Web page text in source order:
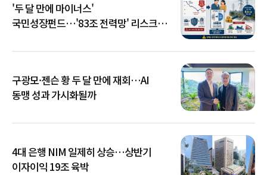
'두 달 만에 마이너스'
국민성장펀드…'83조 전력망' 리스크
구광모·젠슨 황 두 달 만에 재회…AI
동맹 성과 가시화될까
4대 은행 NIM 일제히 상승…상반기
이자이익 19조 육박